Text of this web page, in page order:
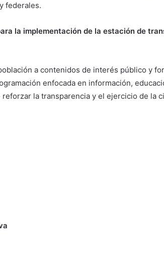
federales.
la implementación de la estación de
a contenidos de interés público y
enfocada en información,
la transparencia y el ejercicio de la